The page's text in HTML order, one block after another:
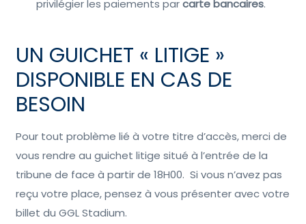
privilégier les paiements parcarte bancaires.
UN GUICHET « LITIGE »
DISPONIBLE EN CAS DE
BESOIN
Pour tout problème lié à votre titre d’accès, merci de
vous rendre au guichet litige situé à l’entrée de la
tribune de face à partir de 18H00. Si vous n’avez pas
reçu votre place, pensez à vous présenter avec votre
billet du GGL Stadium.